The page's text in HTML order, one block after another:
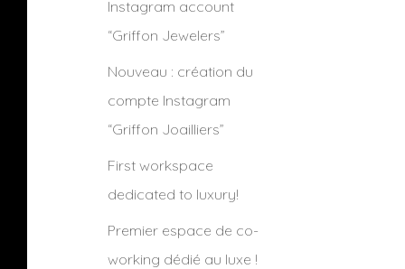
Instagram account
“Griffon Jewelers”
Nouveau : création du
compte Instagram
“Griffon Joailliers”
First workspace
dedicated to luxury!
Premier espace de co-
working dédié au luxe !